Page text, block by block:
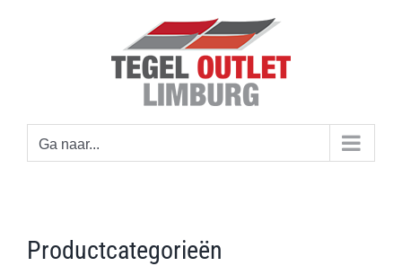
Ga naar...
Productcategorieën